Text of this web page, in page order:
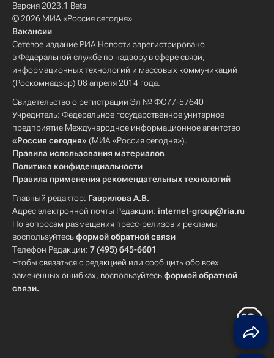
Версия 2023.1 Beta
© 2026 МИА «Россия сегодня»
Вакансии
Сетевое издание РИА Новости зарегистрировано
в Федеральной службе по надзору в сфере связи,
информационных технологий и массовых коммуникаций
(Роскомнадзор) 08 апреля 2014 года.
Свидетельство о регистрации Эл № ФС77-57640
Учредитель: Федеральное государственное унитарное
предприятие Международное информационное агентство
«Россия сегодня» (МИА «Россия сегодня»).
Правила использования материалов
Политика конфиденциальности
Правила применения рекомендательных технологий
Главный редактор: Гаврилова А.В.
Адрес электронной почты Редакции: internet-group@ria.ru
По вопросам размещения пресс-релизов и рекламы
воспользуйтесьформой обратной связи
Телефон Редакции: 7 (495) 645-6601
Чтобы связаться с редакцией или сообщить обо всех
замеченных ошибках, воспользуйтесьформой обратной
связи.